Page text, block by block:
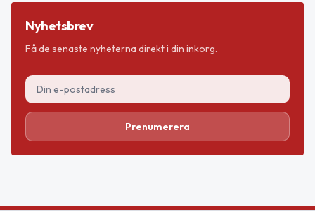
Nyhetsbrev
Få de senaste nyheterna direkt i din inkorg.
Prenumerera